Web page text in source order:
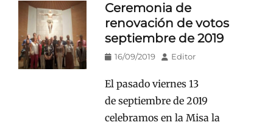
Ceremonia de
renovación de votos
septiembre de 2019
Publicado
16/09/2019 AutorEditor
El pasado viernes 13
de septiembre de 2019
celebramos en la Misa la